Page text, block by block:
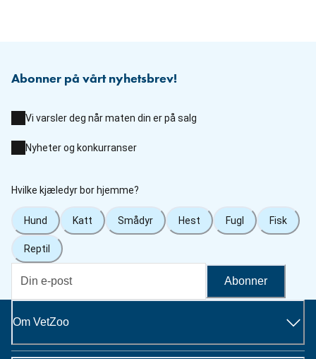
Abonner på vårt nyhetsbrev!
Vi varsler deg når maten din er på salg
Nyheter og konkurranser
Hvilke kjæledyr bor hjemme?
Hund Katt Smådyr Hest Fugl Fisk
Reptil
Abonner
Om VetZoo